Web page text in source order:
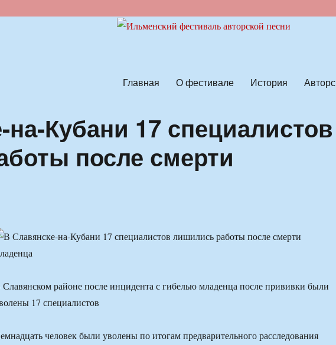
Главная О фестивале История
Кубани 17 специалистов
после смерти
районе после инцидента с гибелью младенца после прививки были
17 специалистов
человек были уволены по итогам предварительного расследования